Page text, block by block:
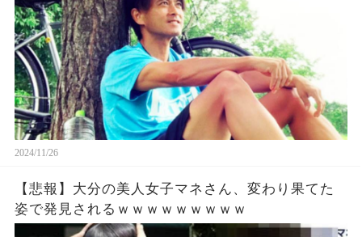
2024/11/26
【悲報】大分の美人女子マネさん、変わり果てた
姿で発見されるｗｗｗｗｗｗｗｗｗ